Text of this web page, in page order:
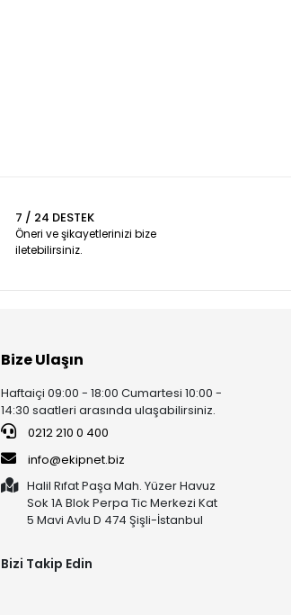
7 / 24 DESTEK
Öneri ve şikayetlerinizi bize
iletebilirsiniz.
Bize Ulaşın
Haftaiçi 09:00 - 18:00 Cumartesi 10:00 -
14:30 saatleri arasında ulaşabilirsiniz.
0212 210 0 400
info@ekipnet.biz
Halil Rıfat Paşa Mah. Yüzer Havuz
Sok 1A Blok Perpa Tic Merkezi Kat
5 Mavi Avlu D 474 Şişli-İstanbul
Bizi Takip Edin